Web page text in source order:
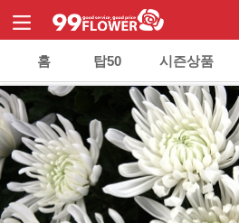
홈 탑50 시즌상품